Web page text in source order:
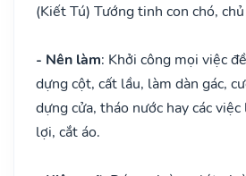
(Kiết Tú) Tướng tinh con chó,
- Nên làm: Khởi công mọi việc
dựng cột, cất lầu, làm dàn gác,
dựng cửa, tháo nước hay các
lợi, cắt áo.